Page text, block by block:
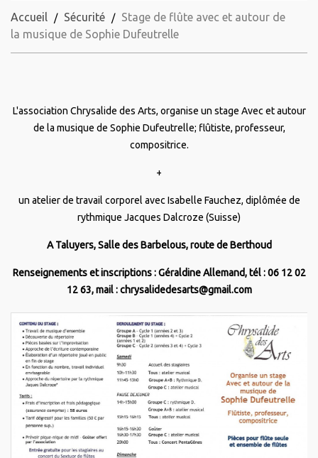
Accueil Sécurité
Stage de flûte avec et autour de
la musique de Sophie Dufeutrelle
L'association Chrysalide des Arts, organise un stage Avec et autour
de la musique de Sophie Dufeutrelle; flûtiste, professeur,
compositrice.
+
un atelier de travail corporel avec Isabelle Fauchez, diplômée de
rythmique Jacques Dalcroze (Suisse)
A Taluyers, Salle des Barbelous, route de Berthoud
Renseignements et inscriptions : Géraldine Allemand, tél : 06 12 02
12 63, mail : chrysalidedesarts@gmail.com